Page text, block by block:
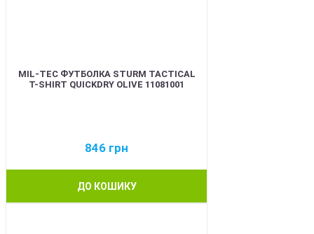
MIL-TEC ФУТБОЛКА STURM TACTICAL
T-SHIRT QUICKDRY OLIVE 11081001
846 грн
ДО КОШИКУ